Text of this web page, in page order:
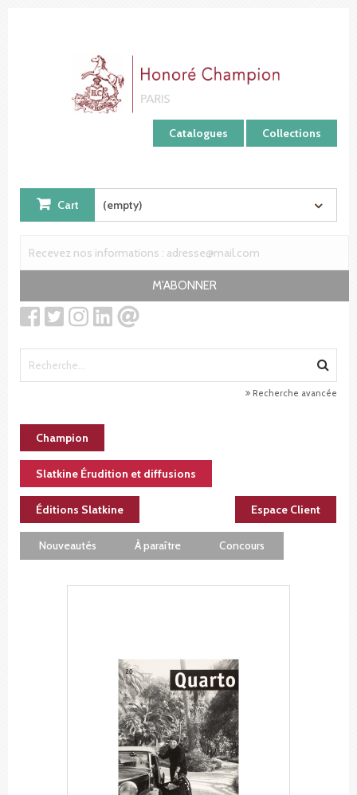
Catalogues Collections
Cart (empty)
M'ABONNER
Recherche avancée
Champion
Slatkine Érudition et diffusions
Éditions Slatkine Espace Client
Nouveautés À paraître Concours